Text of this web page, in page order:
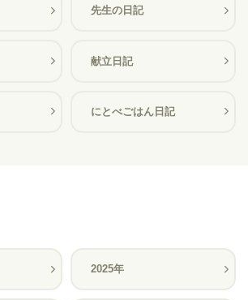
先生の日記
献立日記
にとべごはん日記
2025年